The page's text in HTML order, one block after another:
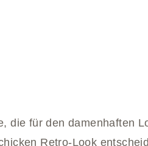
die für den damenhaften
Retro-Look